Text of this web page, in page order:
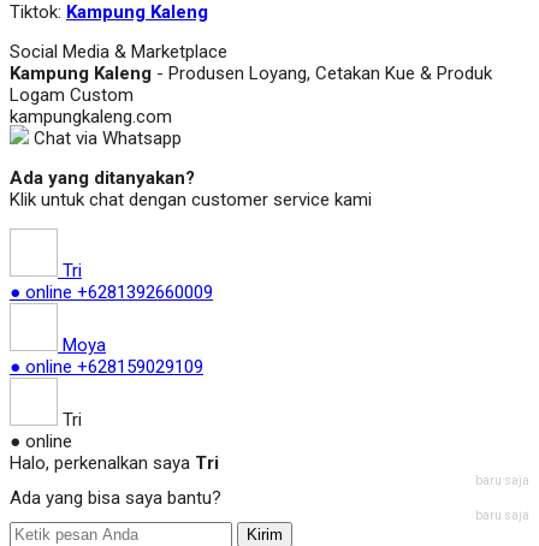
Tiktok: Kampung Kaleng
Social Media & Marketplace
Kampung Kaleng - Produsen Loyang, Cetakan Kue & Produk
Logam Custom
kampungkaleng.com
Chat via Whatsapp
Ada yang ditanyakan?
Klik untuk chat dengan customer service kami
Tri
● online +6281392660009
Moya
● online +628159029109
Tri
● online
Halo, perkenalkan saya Tri
baru saja
Ada yang bisa saya bantu?
baru saja
Kirim